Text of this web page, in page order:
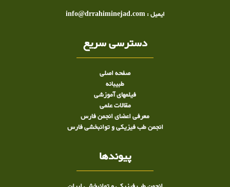
ایمیل : info@drrahiminejad.com
دسترسی سریع
صفحه اصلی
طبيبانه
فیلمهای آموزشی
مقالات علمی
معرفی اعضای انجمن فارس
انجمن طب فیزیکی و توانبخشی فارس
پیوندها